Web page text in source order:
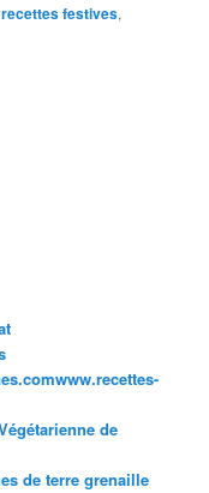
recettes festives,
de
de terre grenaille